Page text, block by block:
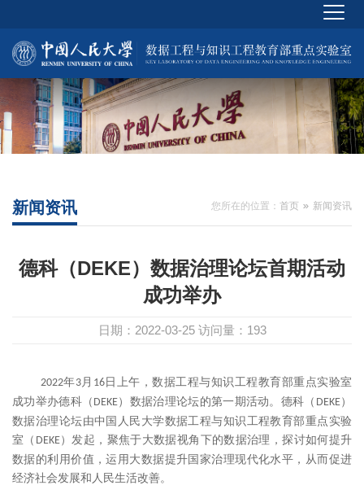
您所在的位置： 首页 新闻资讯
新闻资讯
德科（DEKE）数据治理论坛首期活动
成功举办
日期：2022-03-25 访问量： 193
2022年3月 16日上午，数据工程与知识工程教育部重点实验室
成功举办德科（ DEKE）数据治理论坛的第一期活动。德科（ DEKE）
数据治理论坛由中国人民大学数据工程与知识工程教育部重点实验
室（ DEKE）发起，聚焦于大数据视角下的数据治理，探讨如何提升
数据的利用价值，运用大数据提升国家治理现代化水平，从而促进
经济社会发展和人民生活改善。